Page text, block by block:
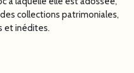
collections patrimoniales,
et inédites.